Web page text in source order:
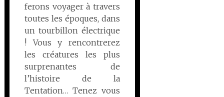
ferons voyager à travers
toutes les époques, dans
un tourbillon électrique
! Vous y rencontrerez
les créatures les plus
surprenantes de
l’histoire de la
Tentation… Tenez vous